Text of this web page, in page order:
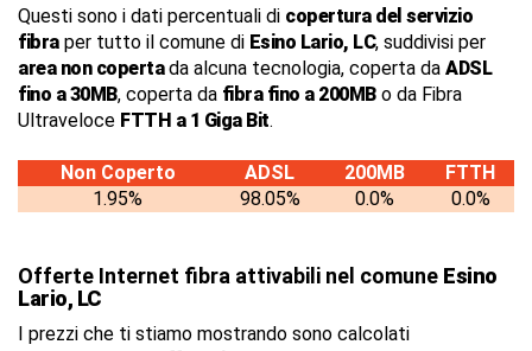
Questi sono i dati percentuali di copertura del servizio
fibraper tutto il comune di Esino Lario, LC, suddivisi per
area non copertada alcuna tecnologia, coperta da ADSL
fino a 30MB, coperta da fibra fino a 200MBo da Fibra
Ultraveloce FTTH a 1 Giga Bit.
Non Coperto ADSL 200MB
FTTH
1.95%
98.05% 0.0% 0.0%
Offerte Internet fibra attivabili nel comune Esino
Lario, LC
I prezzi che ti stiamo mostrando sono calcolati